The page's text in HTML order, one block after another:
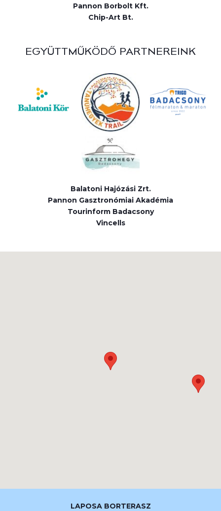
Pannon Borbolt Kft.
Chip-Art Bt.
EGYÜTTMŰKÖDŐ PARTNEREINK
Balatoni Hajózási Zrt.
Pannon Gasztronómiai Akadémia
Tourinform Badacsony
Vincells
LAPOSA BORTERASZ